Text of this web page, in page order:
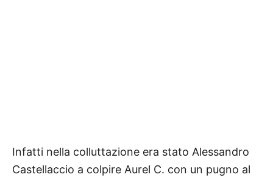
Infatti nella colluttazione era stato Alessandro
Castellaccio a colpire Aurel C. con un pugno al